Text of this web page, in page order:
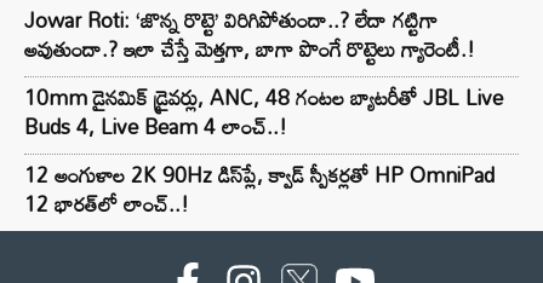
Jowar Roti: ‘జొన్న రొట్టె’ విరిగిపోతుందా..? లేదా గట్టిగా
అవుతుందా.? ఇలా చేస్తే మెత్తగా, బాగా పొంగే రొట్టెలు గ్యారెంటీ.!
10mm డైనమిక్ డ్రైవర్లు, ANC, 48 గంటల బ్యాటరీతో JBL Live
Buds 4, Live Beam 4 లాంచ్..!
12 అంగుళాల 2K 90Hz డిస్‌ప్లే, క్వాడ్ స్పీకర్లతో HP OmniPad
12 భారత్‌లో లాంచ్..!